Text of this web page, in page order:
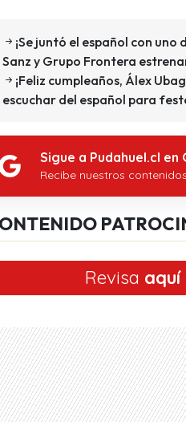
¡Se juntó el español con
Sanz y Grupo Frontera
¡Feliz cumpleaños, Álex
escuchar del español para
Sigue a Pudahuel.cl
Recibe nuestros
Revisa